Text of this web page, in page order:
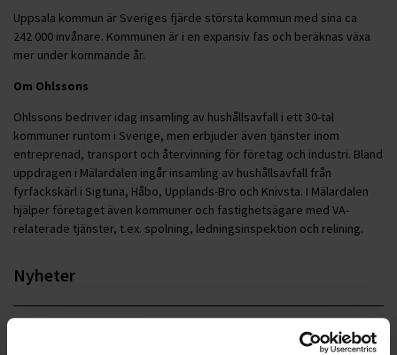
Uppsala kommun är Sveriges fjärde största kommun med sina ca
242 000 invånare. Kommunen är i en expansiv fas och beräknas växa
mer under kommande år.
Om Ohlssons
Ohlssons bedriver idag insamling av hushållsavfall i ett 30-tal
kommuner runtom i Sverige, men erbjuder även tjänster inom
entreprenad, transport och återvinning för företag och industri. Bland
uppdragen i Mälardalen ingår insamling av hushållsavfall från
fyrfackskärl i Sigtuna, Håbo, Upplands-Bro och Knivsta. I Mälardalen
hjälper företaget även kommuner och fastighetsägare med VA-
relaterade tjänster, t.ex. spolning, ledningsinspektion och relining.
Nyheter